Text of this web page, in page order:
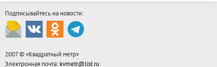
Подписывайтесь на новости:
2007 © «Квадратный метр»
Электронная почта: kvmetr@list.ru